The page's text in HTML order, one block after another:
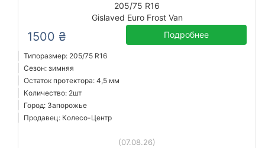
205/75 R16
Gislaved Euro Frost Van
1500 ₴ Подробнее
Типоразмер: 205/75 R16
Сезон: зимняя
Остаток протектора: 4,5 мм
Количество: 2шт
Город: Запорожье
Продавец: Колесо-Центр
(07.08.26)